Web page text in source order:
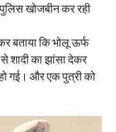
खोजबीन कर रही
बताया कि भोलू ऊर्फ
शादी का झांसा देकर
हो गई। और एक पुत्री को